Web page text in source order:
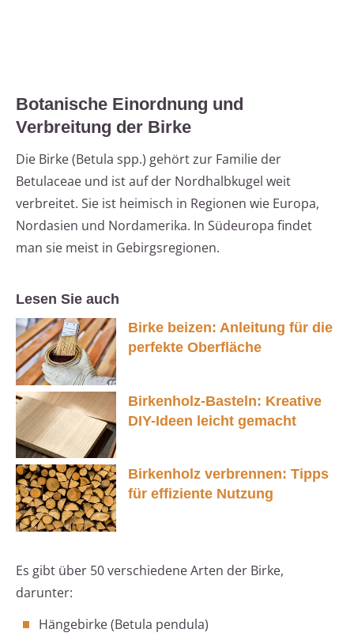
Botanische Einordnung und
Verbreitung der Birke
Die Birke (Betula spp.) gehört zur Familie der
Betulaceae und ist auf der Nordhalbkugel weit
verbreitet. Sie ist heimisch in Regionen wie Europa,
Nordasien und Nordamerika. In Südeuropa findet
man sie meist in Gebirgsregionen.
Lesen Sie auch
Birke beizen: Anleitung für die
perfekte Oberfläche
Birkenholz-Basteln: Kreative
DIY-Ideen leicht gemacht
Birkenholz verbrennen: Tipps
für effiziente Nutzung
Es gibt über 50 verschiedene Arten der Birke,
darunter:
Hängebirke (Betula pendula)